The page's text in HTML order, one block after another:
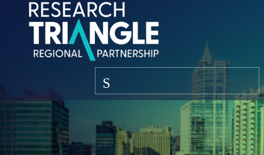
Zum Inhalt springen
Speisekarte